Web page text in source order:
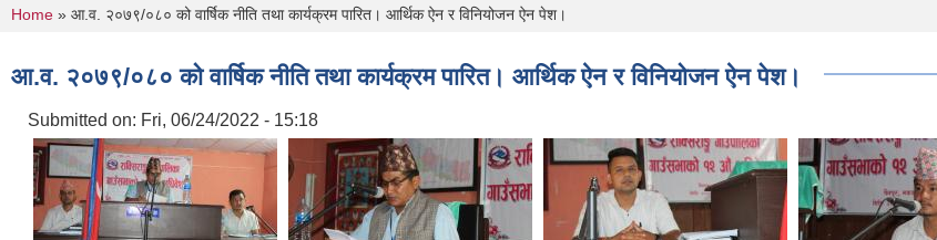
You are here
Home » आ.व. २०७९/०८० को वार्षिक नीति तथा कार्यक्रम पारित। आर्थिक ऐन र विनियोजन ऐन पेश।
आ.व. २०७९/०८० को वार्षिक नीति तथा कार्यक्रम पारित। आर्थिक ऐन र विनियोजन ऐन पेश।
Submitted on: Fri, 06/24/2022 - 15:18